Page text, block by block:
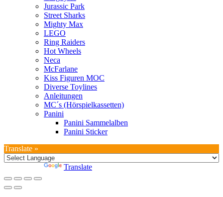
Jurassic Park
Street Sharks
Mighty Max
LEGO
Ring Raiders
Hot Wheels
Neca
McFarlane
Kiss Figuren MOC
Diverse Toylines
Anleitungen
MC´s (Hörspielkassetten)
Panini
Panini Sammelalben
Panini Sticker
Translate »
Translate